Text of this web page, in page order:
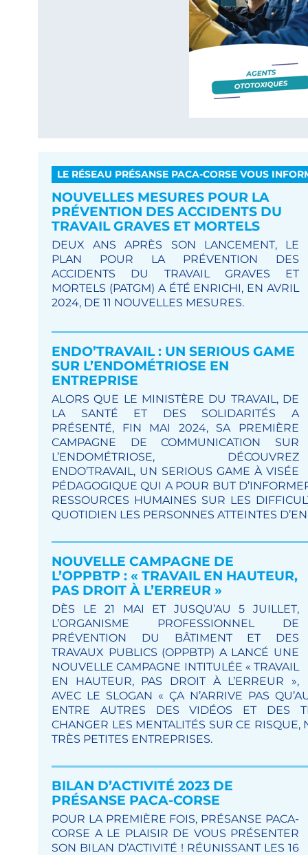
LE RÉSEAU PRÉSANSE PACA-CORSE VOUS
NOUVELLES MESURES POUR LA
PRÉVENTION DES ACCIDENTS DU
TRAVAIL GRAVES ET MORTELS
DEUX ANS APRÈS SON LANCEMENT, LE
PLAN POUR LA PRÉVENTION DES
ACCIDENTS DU TRAVAIL GRAVES ET
MORTELS (PATGM) A ÉTÉ ENRICHI, EN AVRIL
2024, DE 11 NOUVELLES MESURES.
ENDO’TRAVAIL : UN SERIOUS GAME
SUR L’ENDOMÉTRIOSE EN
ENTREPRISE
ALORS QUE LE MINISTÈRE DU TRAVAIL, DE
LA SANTÉ ET DES SOLIDARITÉS A
PRÉSENTÉ, FIN MAI 2024, SA PREMIÈRE
CAMPAGNE DE COMMUNICATION SUR
L’ENDOMÉTRIOSE, DÉCOUVREZ
ENDO’TRAVAIL, UN SERIOUS GAME À VISÉE
PÉDAGOGIQUE QUI A POUR BUT
RESSOURCES HUMAINES SUR LES
QUOTIDIEN LES PERSONNES ATTEINTES
NOUVELLE CAMPAGNE DE
L’OPPBTP : « TRAVAIL EN HAUTEUR,
PAS DROIT À L’ERREUR »
DÈS LE 21 MAI ET JUSQU’AU 5 JUILLET,
L’ORGANISME PROFESSIONNEL DE
PRÉVENTION DU BÂTIMENT ET DES
TRAVAUX PUBLICS (OPPBTP) A LANCÉ UNE
NOUVELLE CAMPAGNE INTITULÉE « TRAVAIL
EN HAUTEUR, PAS DROIT À L’ERREUR »,
AVEC LE SLOGAN « ÇA N’ARRIVE PAS
ENTRE AUTRES DES VIDÉOS ET DES
CHANGER LES MENTALITÉS SUR CE
TRÈS PETITES ENTREPRISES.
BILAN D’ACTIVITÉ 2023 DE
PRÉSANSE PACA-CORSE
POUR LA PREMIÈRE FOIS, PRÉSANSE PACA-
CORSE A LE PLAISIR DE VOUS PRÉSENTER
SON BILAN D’ACTIVITÉ ! RÉUNISSANT LES 16